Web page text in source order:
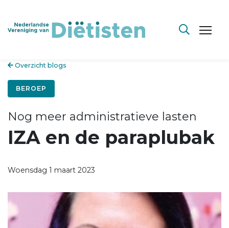
Overzicht blogs
BEROEP
Nog meer administratieve lasten
IZA en de paraplubak
Woensdag 1 maart 2023